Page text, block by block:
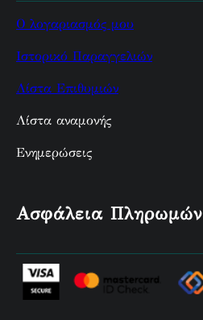
Ο λογαριασμός μου
Ιστορικό Παραγγελιών
Λίστα Επιθυμιών
Λίστα αναμονής
Ενημερώσεις
Ασφάλεια Πληρωμών